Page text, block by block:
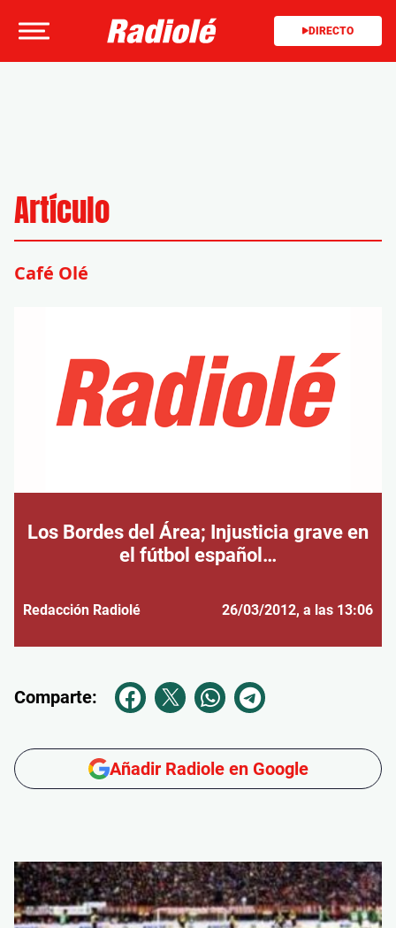
DIRECTO
Artículo
Café Olé
Los Bordes del Área; Injusticia grave en
el fútbol español…
Redacción Radiolé 26/03/2012, a las 13:06
Comparte:
Añadir Radiole en Google